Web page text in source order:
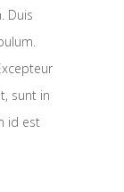
Duis
sunt in
id est